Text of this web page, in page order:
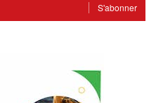
S'abonner